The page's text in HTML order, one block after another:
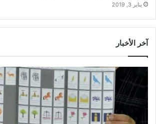
يناير 3, 2019
آخر الأخبار